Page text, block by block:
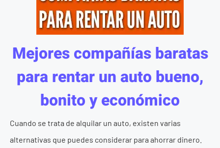
Mejores compañías baratas
para rentar un auto bueno,
bonito y económico
Cuando se trata de alquilar un auto, existen varias
alternativas que puedes considerar para ahorrar dinero.